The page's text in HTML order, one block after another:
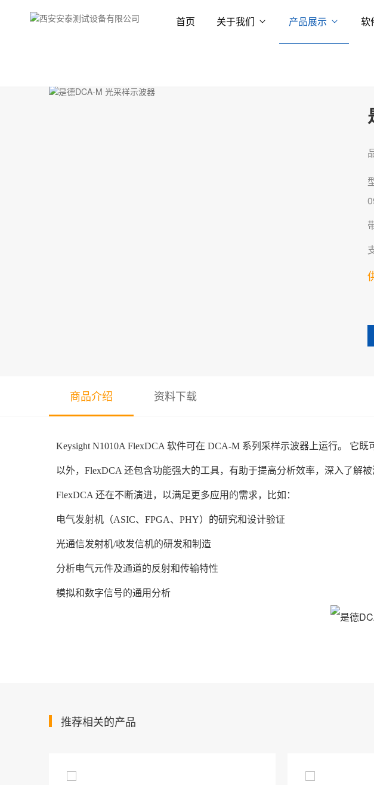
首页 关于我们 产品展示 软
商品介绍 资料下载
Keysight N1010A FlexDCA 软件可在 DCA-M 系列采样示波器上运行。 它
以外，FlexDCA 还包含功能强大的工具，有助于提高分析效率，深入了解被
FlexDCA 还在不断演进，以满足更多应用的需求，比如：
电气发射机（ASIC、FPGA、PHY）的研究和设计验证
光通信发射机/收发信机的研发和制造
分析电气元件及通道的反射和传输特性
模拟和数字信号的通用分析
推荐相关的产品